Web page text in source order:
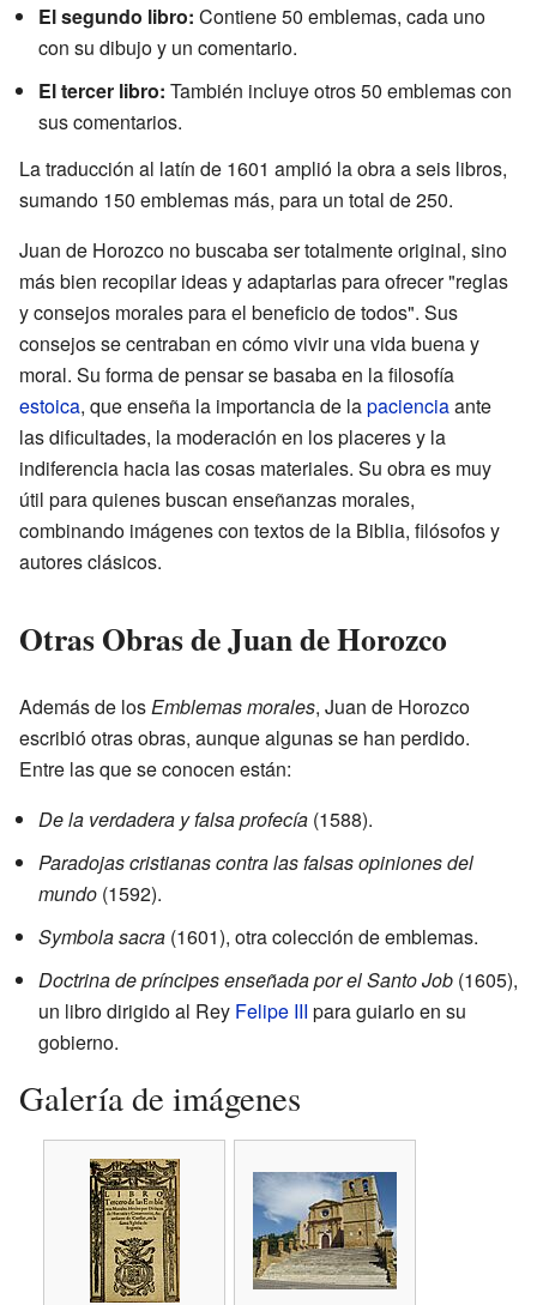
El segundo libro: Contiene 50 emblemas, cada uno
con su dibujo y un comentario.
El tercer libro: También incluye otros 50 emblemas con
sus comentarios.
La traducción al latín de 1601 amplió la obra a seis libros,
sumando 150 emblemas más, para un total de 250.
Juan de Horozco no buscaba ser totalmente original, sino
más bien recopilar ideas y adaptarlas para ofrecer "reglas
y consejos morales para el beneficio de todos". Sus
consejos se centraban en cómo vivir una vida buena y
moral. Su forma de pensar se basaba en la filosofía
estoica, que enseña la importancia de lapacienciaante
las dificultades, la moderación en los placeres y la
indiferencia hacia las cosas materiales. Su obra es muy
útil para quienes buscan enseñanzas morales,
combinando imágenes con textos de la Biblia, filósofos y
autores clásicos.
Otras Obras de Juan de Horozco
Además de los Emblemas morales, Juan de Horozco
escribió otras obras, aunque algunas se han perdido.
Entre las que se conocen están:
De la verdadera y falsa profecía (1588).
Paradojas cristianas contra las falsas opiniones del
mundo (1592).
Symbola sacra (1601), otra colección de emblemas.
Doctrina de príncipes enseñada por el Santo Job (1605),
un libro dirigido al Rey Felipe III para guiarlo en su
gobierno.
Galería de imágenes